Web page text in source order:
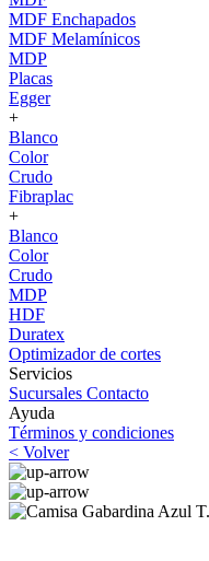
MDF Enchapados
MDF Melamínicos
MDP
Placas
Egger
+
Blanco
Color
Crudo
Fibraplac
+
Blanco
Color
Crudo
MDP
HDF
Duratex
Optimizador de cortes
Servicios
Sucursales Contacto
Ayuda
Términos y condiciones
< Volver